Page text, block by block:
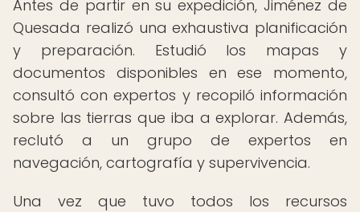
Antes de partir en su expedición, Jiménez de
Quesada realizó una exhaustiva planificación
y preparación. Estudió los mapas y
documentos disponibles en ese momento,
consultó con expertos y recopiló información
sobre las tierras que iba a explorar. Además,
reclutó a un grupo de expertos en
navegación, cartografía y supervivencia.
Una vez que tuvo todos los recursos